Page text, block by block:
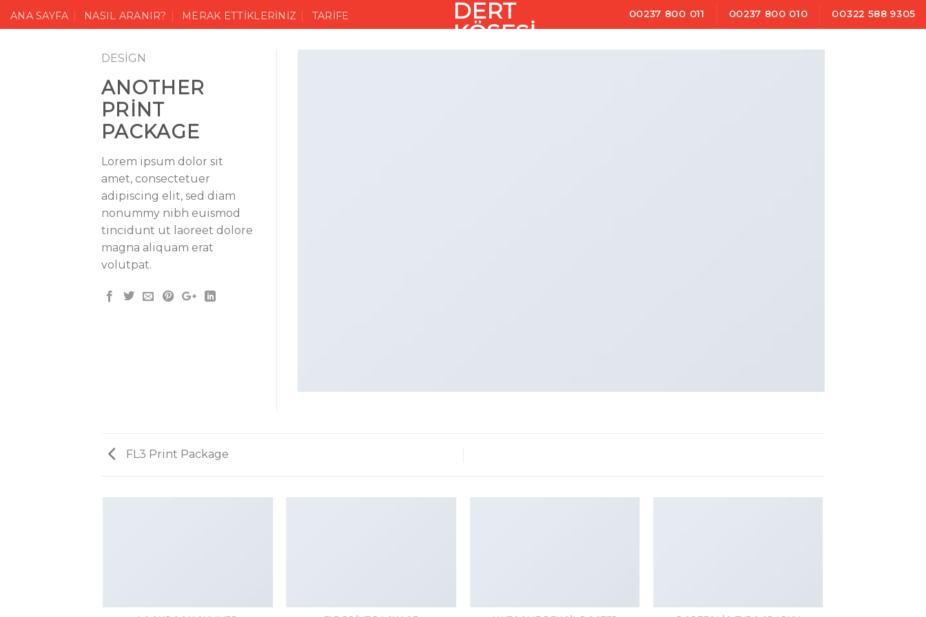
DERT
KÖŞESI
ANA SAYFA NASIL ARANIR? MERAK ETTIKLERINIZ TARIFE 00237 800 011 00237 800 010 00322 588 9305
DESIGN
ANOTHER
PRINT
PACKAGE
Lorem ipsum dolor sit
amet, consectetuer
adipiscing elit, sed diam
nonummy nibh euismod
tincidunt ut laoreet dolore
magna aliquam erat
volutpat.
FL3 Print Package